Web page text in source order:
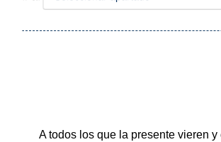
A todos los que la presente vieren y